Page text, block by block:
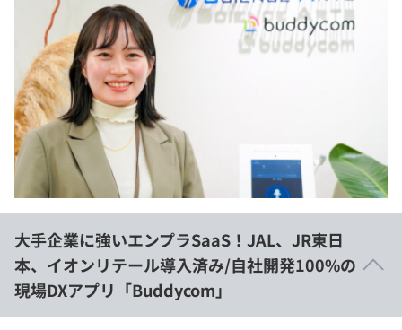
インターン
新卒エージェント
イベント・セミナー
インタビュー
問題集
4択課題
ナレッジ
リファレンス
プラン
個人向けプラン
法人向けプラン
プログラミング言語
SQL
評価結果一覧
再チャレンジ結果一覧
ゲーム・マンガ
メディア
Tech Team Journal
paiza times
note
paizaとは？
大手企業に強いエンプラSaaS！JAL、JR東日
本、イオンリテール導入済み/自社開発100%の
現場DXアプリ「Buddycom」